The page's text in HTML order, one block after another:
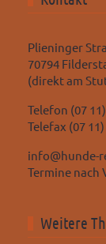
Plieninger
70794
(direkt am
Telefon (07
Telefax (07 11)
info@hunde-
Termine nach
Weitere